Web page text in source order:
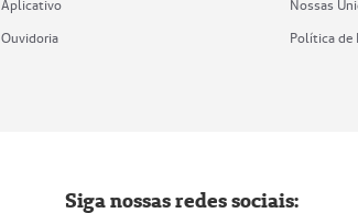
Aplicativo
Ouvidoria
Nossas
Política de
Siga nossas redes sociais: